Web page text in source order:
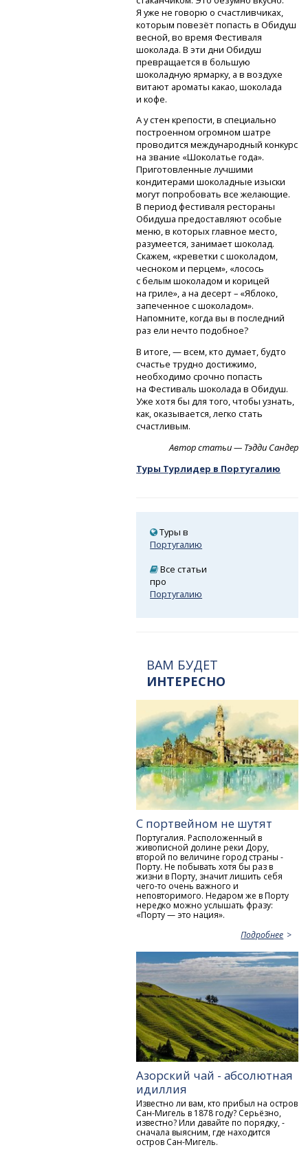
Я уже не говорю о счастливчиках,
которым повезёт попасть в Обидуш
весной, во время Фестиваля
шоколада. В эти дни Обидуш
превращается в большую
шоколадную ярмарку, а в воздухе
витают ароматы какао, шоколада
и кофе.
А у стен крепости, в специально
построенном огромном шатре
проводится международный конкурс
на звание «Шоколатье года».
Приготовленные лучшими
кондитерами шоколадные изыски
могут попробовать все желающие.
В период фестиваля рестораны
Обидуша предоставляют особые
меню, в которых главное место,
разумеется, занимает шоколад.
Скажем, «креветки с шоколадом,
чесноком и перцем», «лосось
с белым шоколадом и корицей
на гриле», а на десерт – «Яблоко,
запеченное с шоколадом».
Напомните, когда вы в последний
раз ели нечто подобное?
В итоге, — всем, кто думает, будто
счастье трудно достижимо,
необходимо срочно попасть
на Фестиваль шоколада в Обидуш.
Уже хотя бы для того, чтобы узнать,
как, оказывается, легко стать
счастливым.
Автор статьи — Тэдди Сандер
Туры Турлидер в Португалию
Туры в
Португалию
Все статьи
про
Португалию
ВАМ БУДЕТ
ИНТЕРЕСНО
С портвейном не шутят
Португалия. Расположенный в
живописной долине реки Дору,
второй по величине город страны -
Порту. Не побывать хотя бы раз в
жизни в Порту, значит лишить себя
чего-то очень важного и
неповторимого. Недаром же в Порту
нередко можно услышать фразу:
«Порту — это нация».
Подробнее
Азорский чай - абсолютная
идиллия
Известно ли вам, кто прибыл на остров
Сан-Мигель в 1878 году? Серьёзно,
известно? Или давайте по порядку, -
сначала выясним, где находится
остров Сан-Мигель.